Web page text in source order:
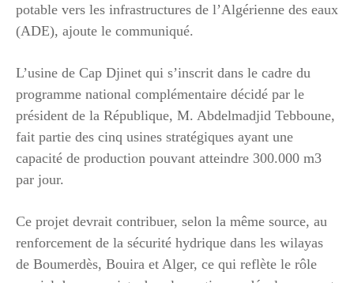
potable vers les infrastructures de l’Algérienne des eaux
(ADE), ajoute le communiqué.
L’usine de Cap Djinet qui s’inscrit dans le cadre du
programme national complémentaire décidé par le
président de la République, M. Abdelmadjid Tebboune,
fait partie des cinq usines stratégiques ayant une
capacité de production pouvant atteindre 300.000 m3
par jour.
Ce projet devrait contribuer, selon la même source, au
renforcement de la sécurité hydrique dans les wilayas
de Boumerdès, Bouira et Alger, ce qui reflète le rôle